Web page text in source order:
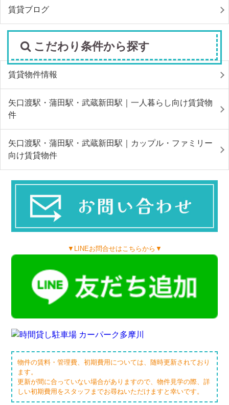
賃貸ブログ
こだわり条件から探す
賃貸物件情報
矢口渡駅・蒲田駅・武蔵新田駅｜一人暮らし向け賃貸物
件
矢口渡駅・蒲田駅・武蔵新田駅｜カップル・ファミリー
向け賃貸物件
▼LINEお問合せはこちらから▼
物件の賃料・管理費、初期費用については、随時更新されており
ます。
更新が間に合っていない場合がありますので、物件見学の際、詳
しい初期費用をスタッフまでお尋ねいただけますと幸いです。